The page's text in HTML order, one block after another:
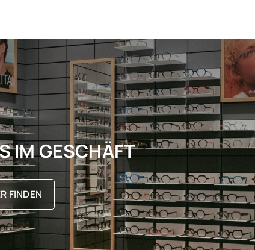
IM GESCHÄFT
FINDEN